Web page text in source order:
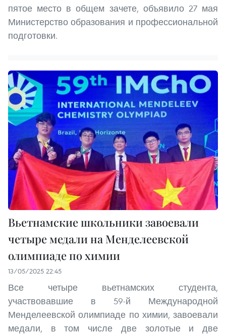
пятое место в общем зачете, объявило 27 мая
Министерство образования и профессиональной
подготовки.
Вьетнамские школьники завоевали
четыре медали на Менделеевской
олимпиаде по химии
13/05/2025 22:45
Все четыре вьетнамских студента,
участвовавшие в 59-й Международной
Менделеевской олимпиаде по химии, завоевали
медали, в том числе две золотые и две